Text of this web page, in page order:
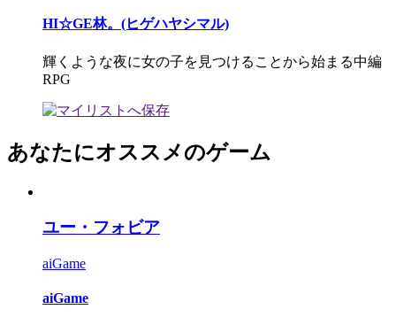
HI☆GE林。(ヒゲハヤシマル)
輝くような夜に女の子を見つけることから始まる中編
RPG
あなたにオススメのゲーム
ユー・フォビア
aiGame
aiGame